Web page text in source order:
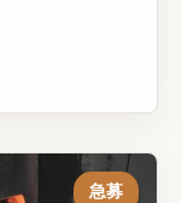
急募